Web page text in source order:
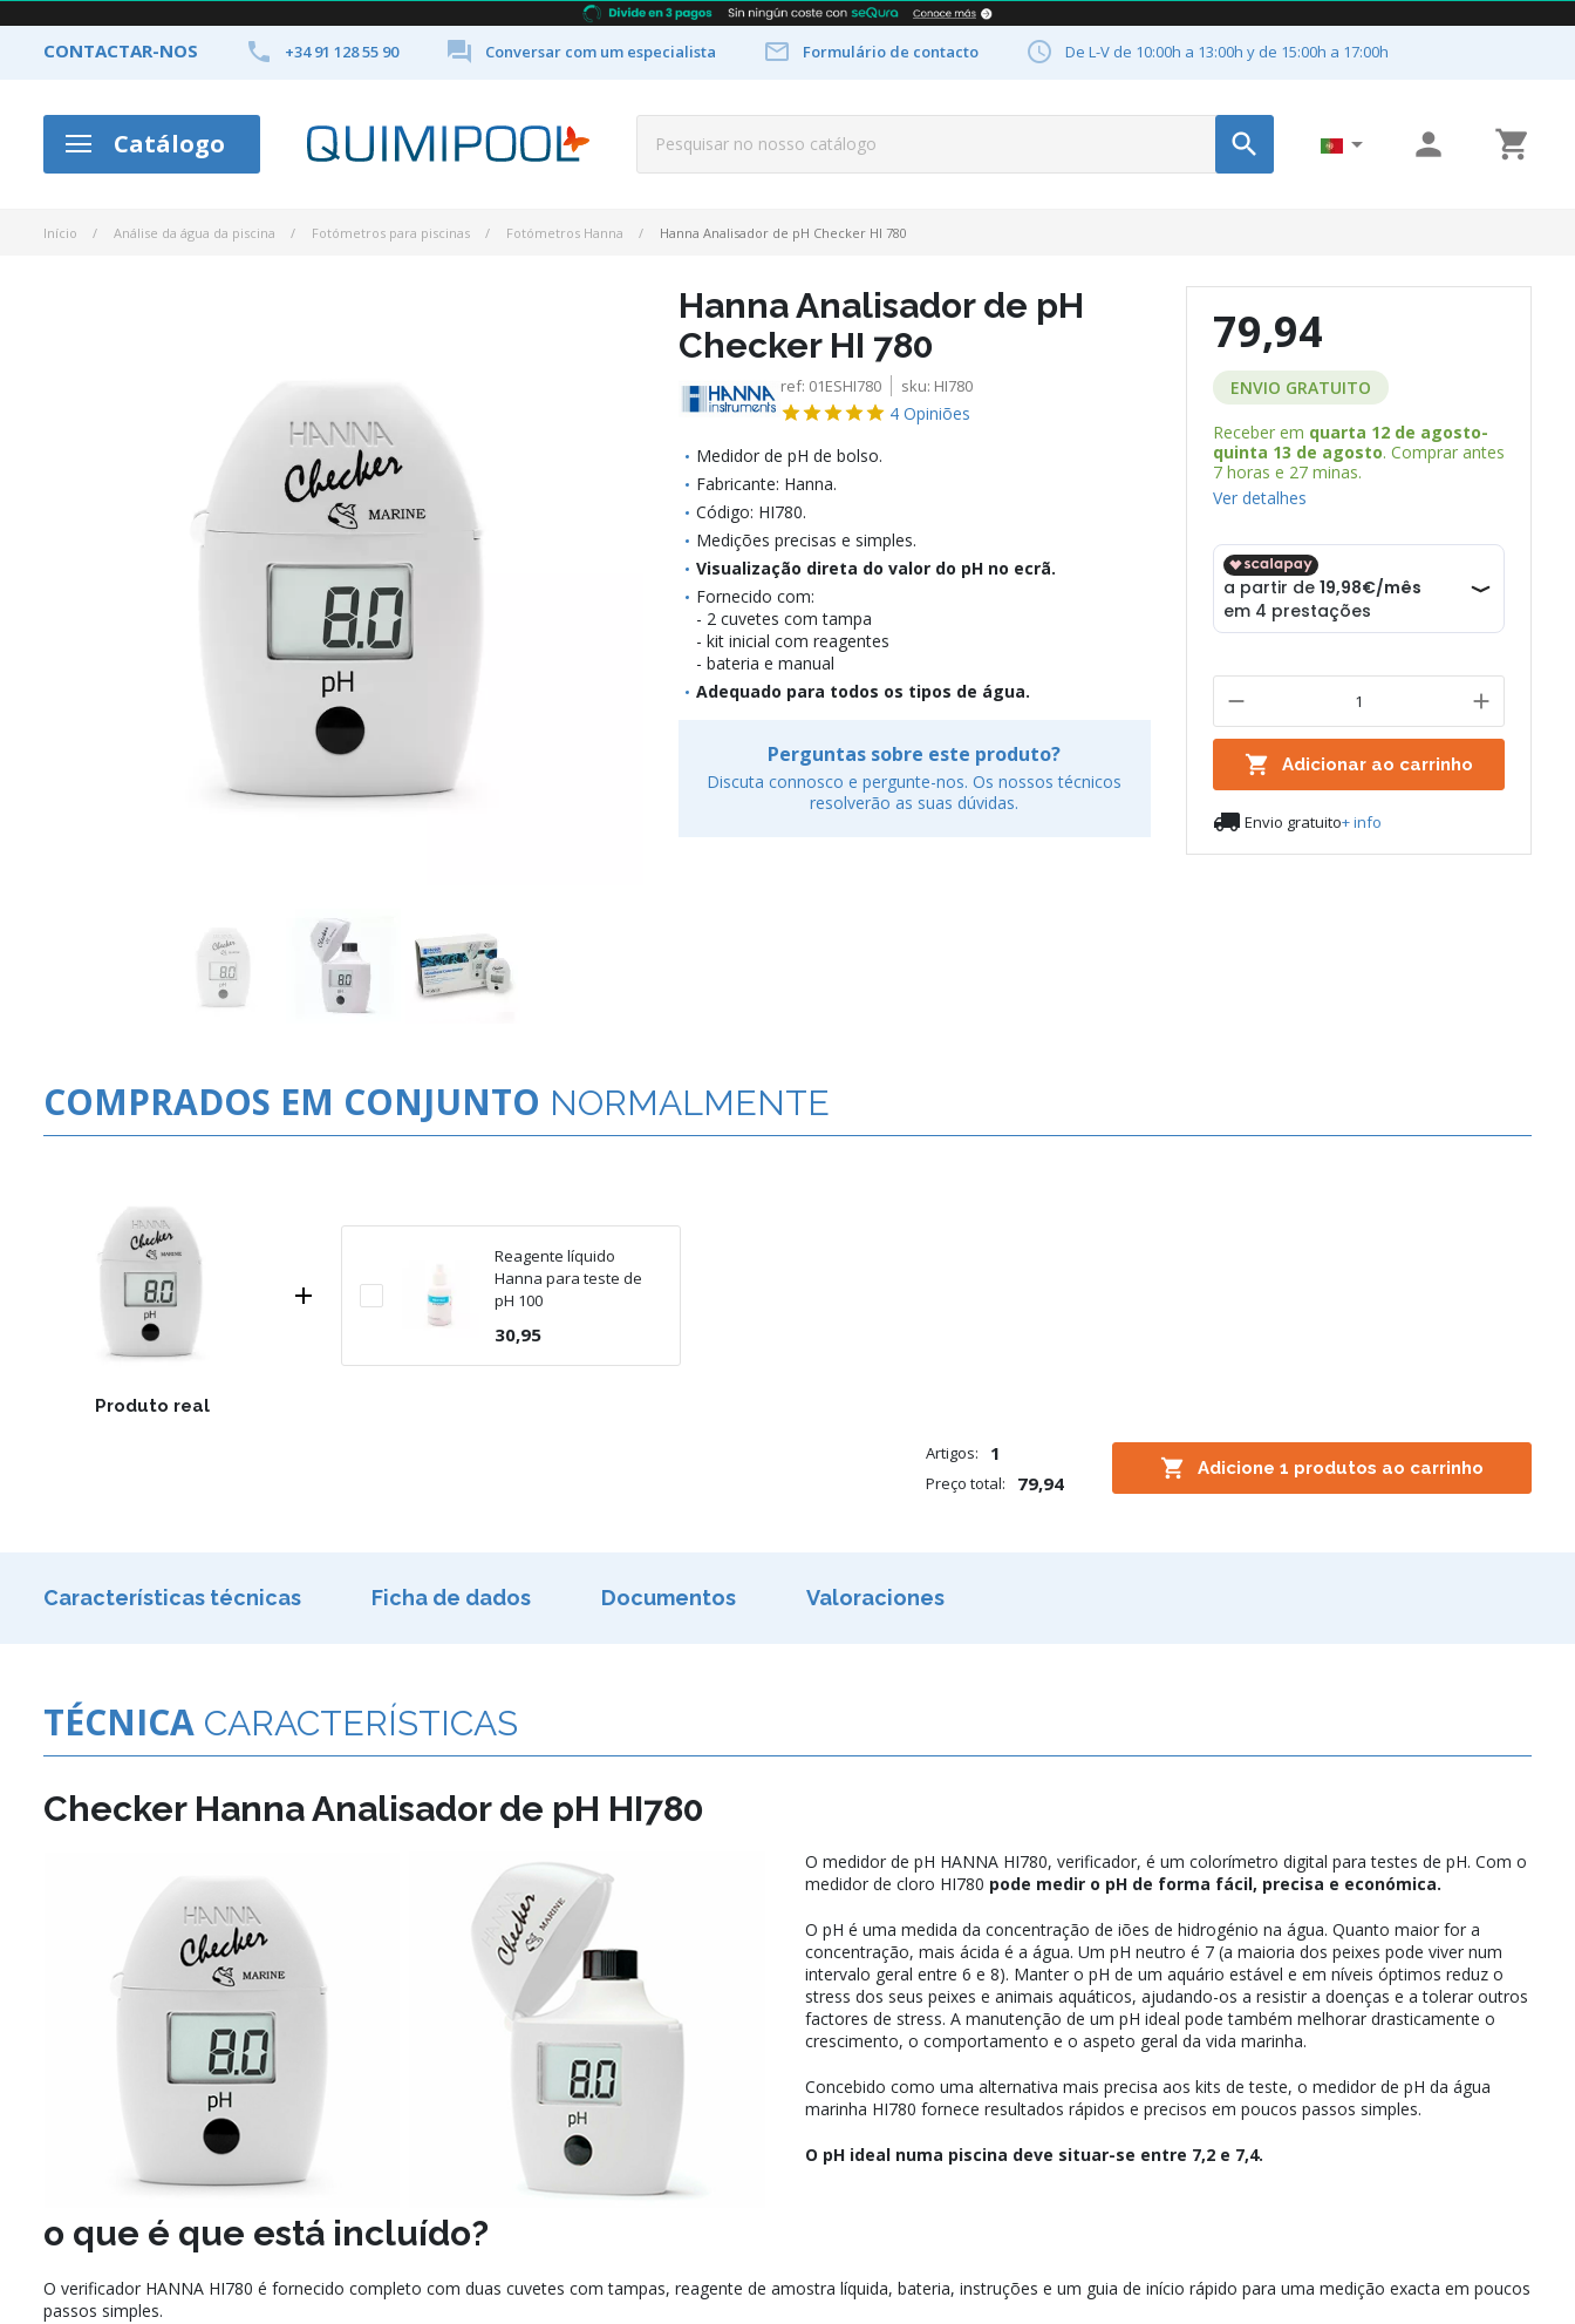
CONTACTAR-NOS  +34 91 128 55 90  Conversar com um especialista  Formulário de contacto  De L-V de 10:00h a 13:00h y de 15:00h a 17:00h
Catálogo    
Início Análise da água da piscina Fotómetros para piscinas Fotómetros Hanna Hanna Analisador de pH Checker HI 780
Hanna Analisador de pH
Checker HI 780
ref: 01ESHI780 sku: HI780
4 Opiniões
Medidor de pH de bolso.
Fabricante: Hanna.
Código: HI780.
Medições precisas e simples.
Visualização direta do valor do pH no ecrã.
Fornecido com:
- 2 cuvetes com tampa
- kit inicial com reagentes
- bateria e manual
Adequado para todos os tipos de água.
Perguntas sobre este produto?
Discuta connosco e pergunte-nos. Os nossos técnicos
resolverão as suas dúvidas.
79,94
ENVIO GRATUITO
Receber em quarta 12 de agosto-
quinta 13 de agosto. Comprar antes
7 horas e 27 minas.
Ver detalhes
 Adicionar ao carrinho
 Envio gratuito+ info
COMPRADOS EM CONJUNTO NORMALMENTE
Produto real

Reagente líquido
Hanna para teste de
pH 100
30,95
Artigos: 1
Preço total: 79,94
 Adicione 1 produtos ao carrinho
Características técnicas Ficha de dados Documentos Valoraciones
TÉCNICA CARACTERÍSTICAS
Checker Hanna Analisador de pH HI780
O medidor de pH HANNA HI780, verificador, é um colorímetro digital para testes de pH. Com o
medidor de cloro HI780 pode medir o pH de forma fácil, precisa e económica.
O pH é uma medida da concentração de iões de hidrogénio na água. Quanto maior for a
concentração, mais ácida é a água. Um pH neutro é 7 (a maioria dos peixes pode viver num
intervalo geral entre 6 e 8). Manter o pH de um aquário estável e em níveis óptimos reduz o
stress dos seus peixes e animais aquáticos, ajudando-os a resistir a doenças e a tolerar outros
factores de stress. A manutenção de um pH ideal pode também melhorar drasticamente o
crescimento, o comportamento e o aspeto geral da vida marinha.
Concebido como uma alternativa mais precisa aos kits de teste, o medidor de pH da água
marinha HI780 fornece resultados rápidos e precisos em poucos passos simples.
O pH ideal numa piscina deve situar-se entre 7,2 e 7,4.
o que é que está incluído?
O verificador HANNA HI780 é fornecido completo com duas cuvetes com tampas, reagente de amostra líquida, bateria, instruções e um guia de início rápido para uma medição exacta em poucos
passos simples.